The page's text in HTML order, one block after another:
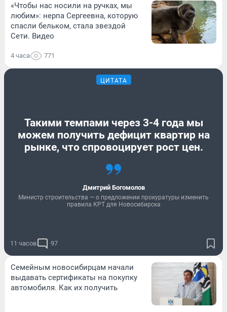
«Чтобы нас носили на ручках, мы
любим»: нерпа Сергеевна, которую
спасли бельком, стала звездой
Сети. Видео
4 часа 771
ЦИТАТА
Такими темпами через 3-4 года мы
можем получить дефицит квартир на
рынке, что спровоцирует рост цен.
Дмитрий Богомолов
Министр строительства — о предложении прокуратуры изменить
правила КРТ для Новосибирска
11 часов 97
Семейным новосибирцам начали
выдавать сертификаты на покупку
автомобиля. Как их получить